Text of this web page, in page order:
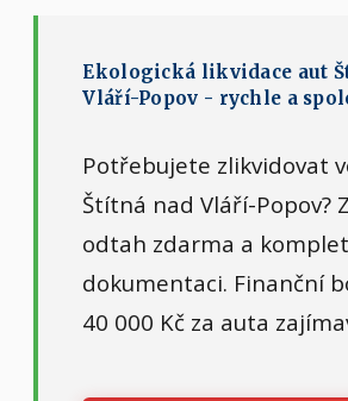
Ekologická likvidace aut
Vláří-Popov - rychle a
Potřebujete zlikvidovat
Štítná nad Vláří-Popov?
odtah zdarma a
dokumentaci. Finanční
40 000 Kč za auta